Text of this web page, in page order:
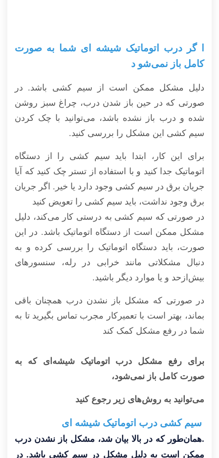
ا گر درب اتوماتیک شیشه ای شما به صورت
کامل باز نمی‌شو د
دلیل مشکل ممکن است از سیم کشی باشد. در
صورتی که در حین باز شدن درب، چراغ سبز روشن
شده و درب باز نشده باشد، می‌توانید با چک کردن
سیم کشی این مشکل را بررسی کنید.
برای این کار، ابتدا باید سیم کشی را از دستگاه
اتوماتیک جدا کنید و با استفاده از تستر چک کنید که آیا
جریان برق در سیم کشی وجود دارد یا خیر. اگر جریان
برق وجود نداشت، باید سیم کشی را تعویض کنید
در صورتی که سیم کشی به درستی کار می‌کند، دلیل
مشکل ممکن است از دستگاه اتوماتیک باشد. در این
صورت، باید دستگاه اتوماتیک را بررسی کرده و به
دنبال مشکلاتی مانند خرابی در رله، سنسورهای
بیش‌ازحد و یا موارد دیگر باشید.
در صورتی که مشکل باز نشدن درب همچنان باقی
بماند، بهتر است با تعمیرکار مجرب تماس بگیرید تا به
شما در رفع مشکل کمک کند
برای رفع مشکل درب اتوماتیک شیشه‌ای که به
صورت کامل باز نمی‌شود،
می‌توانید به روش‌های زیر رجوع کنید
سیم کشی درب اتوماتیک شیشه ای
.همان‌طور که در بالا بیان شد، مشکل باز نشدن درب
ممکن است به دلیل مشکل در سیم کشی باشد. در